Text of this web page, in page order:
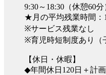
9:30～18:30（休憩60分
★月の平均残業時間：
※サービス残業なし
※育児時短制度あり（
【休日・休暇】
◆年間休日120日＋計画